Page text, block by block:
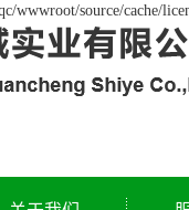
wwwroot/source/cache/